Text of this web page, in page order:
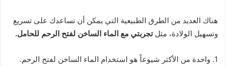
هناك العديد من الطرق الطبيعية التي يمكن أن تساعدك على تسريع
وتسهيل الولادة، مثلتجربتي مع الماء الساخن لفتح الرحم للحامل.
1. واحدة من الأكثر شيوعاً هو استخدام الماء الساخن لفتح الرحم.